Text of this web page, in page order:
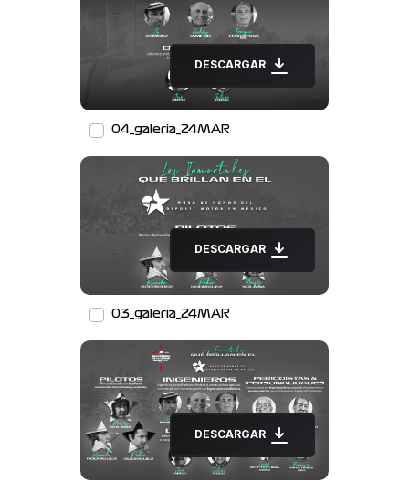
DESCARGAR
04_galeria_24MAR
DESCARGAR
03_galeria_24MAR
DESCARGAR